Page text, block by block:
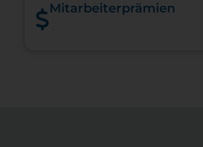
Mitarbeiterprämien